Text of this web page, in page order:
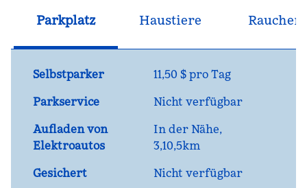
Parkplatz Haustiere Raucher
Selbstparker
11,50 $ pro Tag
Parkservice
Nicht verfügbar
Aufladen von
Elektroautos
In der Nähe,
3,10,5km
Gesichert
Nicht verfügbar